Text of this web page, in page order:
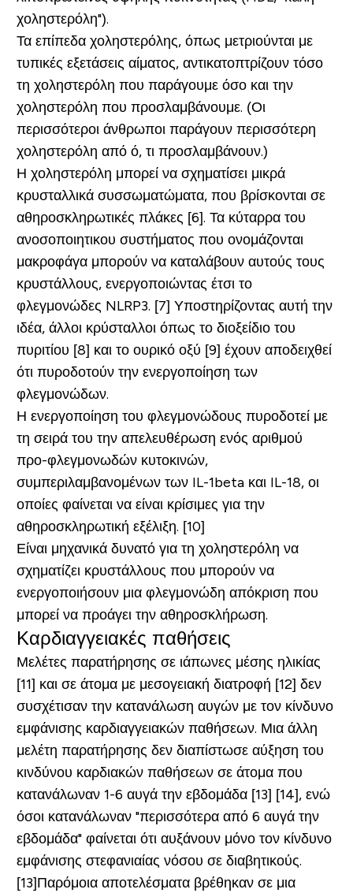
χοληστερόλη").
Τα επίπεδα χοληστερόλης, όπως μετριούνται με
τυπικές εξετάσεις αίματος, αντικατοπτρίζουν τόσο
τη χοληστερόλη που παράγουμε όσο και την
χοληστερόλη που προσλαμβάνουμε. (Οι
περισσότεροι άνθρωποι παράγουν περισσότερη
χοληστερόλη από ό, τι προσλαμβάνουν.)
Η χοληστερόλη μπορεί να σχηματίσει μικρά
κρυσταλλικά συσσωματώματα, που βρίσκονται σε
αθηροσκληρωτικές πλάκες [6]. Τα κύταρρα του
ανοσοποιητικου συστήματος που ονομάζονται
μακροφάγα μπορούν να καταλάβουν αυτούς τους
κρυστάλλους, ενεργοποιώντας έτσι το
φλεγμονώδες NLRP3. [7] Υποστηρίζοντας αυτή την
ιδέα, άλλοι κρύσταλλοι όπως το διοξείδιο του
πυριτίου [8] και το ουρικό οξύ [9] έχουν αποδειχθεί
ότι πυροδοτούν την ενεργοποίηση των
φλεγμονώδων.
Η ενεργοποίηση του φλεγμονώδους πυροδοτεί με
τη σειρά του την απελευθέρωση ενός αριθμού
προ-φλεγμονωδών κυτοκινών,
συμπεριλαμβανομένων των IL-1beta και IL-18, οι
οποίες φαίνεται να είναι κρίσιμες για την
αθηροσκληρωτική εξέλιξη. [10]
Είναι μηχανικά δυνατό για τη χοληστερόλη να
σχηματίζει κρυστάλλους που μπορούν να
ενεργοποιήσουν μια φλεγμονώδη απόκριση που
μπορεί να προάγει την αθηροσκλήρωση.
Καρδιαγγειακές παθήσεις
Μελέτες παρατήρησης σε ιάπωνες μέσης ηλικίας
[11] και σε άτομα με μεσογειακή διατροφή [12] δεν
συσχέτισαν την κατανάλωση αυγών με τον κίνδυνο
εμφάνισης καρδιαγγειακών παθήσεων. Μια άλλη
μελέτη παρατήρησης δεν διαπίστωσε αύξηση του
κινδύνου καρδιακών παθήσεων σε άτομα που
κατανάλωναν 1-6 αυγά την εβδομάδα [13] [14], ενώ
όσοι κατανάλωναν "περισσότερα από 6 αυγά την
εβδομάδα" φαίνεται ότι αυξάνουν μόνο τον κίνδυνο
εμφάνισης στεφανιαίας νόσου σε διαβητικούς.
[13]Παρόμοια αποτελέσματα βρέθηκαν σε μια